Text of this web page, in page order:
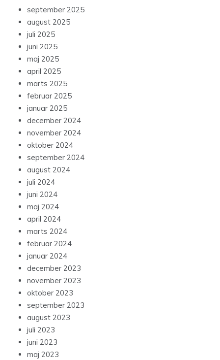
september 2025
august 2025
juli 2025
juni 2025
maj 2025
april 2025
marts 2025
februar 2025
januar 2025
december 2024
november 2024
oktober 2024
september 2024
august 2024
juli 2024
juni 2024
maj 2024
april 2024
marts 2024
februar 2024
januar 2024
december 2023
november 2023
oktober 2023
september 2023
august 2023
juli 2023
juni 2023
maj 2023